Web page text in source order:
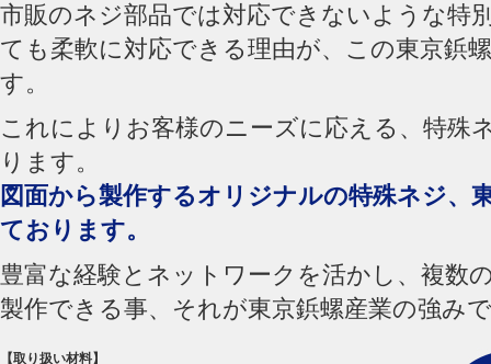
市販のネジ部品では対応できないような特
ても柔軟に対応できる理由が、この東京鋲
す。
これによりお客様のニーズに応える、特殊
ります。
図面から製作するオリジナルの特殊ネジ、
ております。
豊富な経験とネットワークを活かし、複数
製作できる事、それが東京鋲螺産業の強み
【取り扱い材料】